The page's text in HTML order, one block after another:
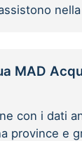
MAD
con i dati
province e